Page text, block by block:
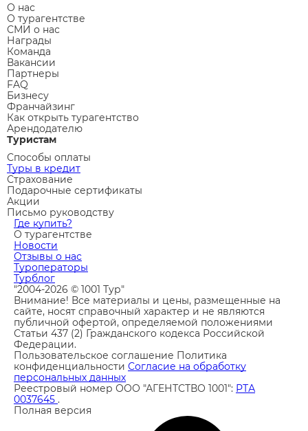
О нас
О турагентстве
СМИ о нас
Награды
Команда
Вакансии
Партнеры
FAQ
Бизнесу
Франчайзинг
Как открыть турагентство
Арендодателю
Туристам
Способы оплаты
Туры в кредит
Страхование
Подарочные сертификаты
Акции
Письмо руководству
Где купить?
О турагентстве
Новости
Отзывы о нас
Туроператоры
Турблог
"2004-2026 © 1001 Тур"
Внимание! Все материалы и цены, размещенные на
сайте, носят справочный характер и не являются
публичной офертой, определяемой положениями
Статьи 437 (2) Гражданского кодекса Российской
Федерации.
Пользовательское соглашение Политика
конфиденциальности Согласие на обработку
персональных данных
Реестровый номер ООО "АГЕНТСТВО 1001": РТА
0037645 .
Полная версия